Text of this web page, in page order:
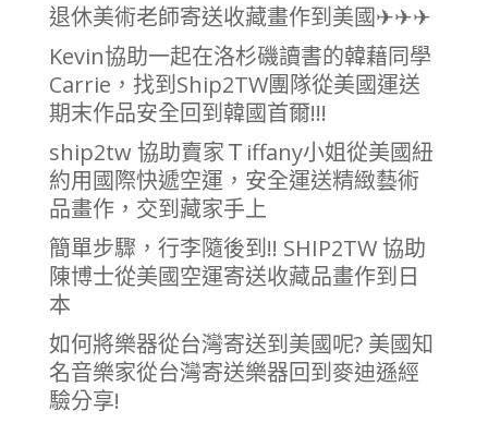
退休美術老師寄送收藏畫作到美國✈✈✈
Kevin協助一起在洛杉磯讀書的韓藉同學
Carrie，找到Ship2TW團隊從美國運送
期末作品安全回到韓國首爾!!!
ship2tw 協助賣家Ｔiffany小姐從美國紐
約用國際快遞空運，安全運送精緻藝術
品畫作，交到藏家手上
簡單步驟，行李隨後到!! SHIP2TW 協助
陳博士從美國空運寄送收藏品畫作到日
本
如何將樂器從台灣寄送到美國呢? 美國知
名音樂家從台灣寄送樂器回到麥迪遜經
驗分享!